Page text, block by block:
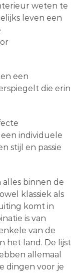
weten te
leven een
een
die erin
individuele
stijl en passie
binnen de
klassiek als
komt in
is van
van de
het land. De lijst
allemaal
dingen voor je